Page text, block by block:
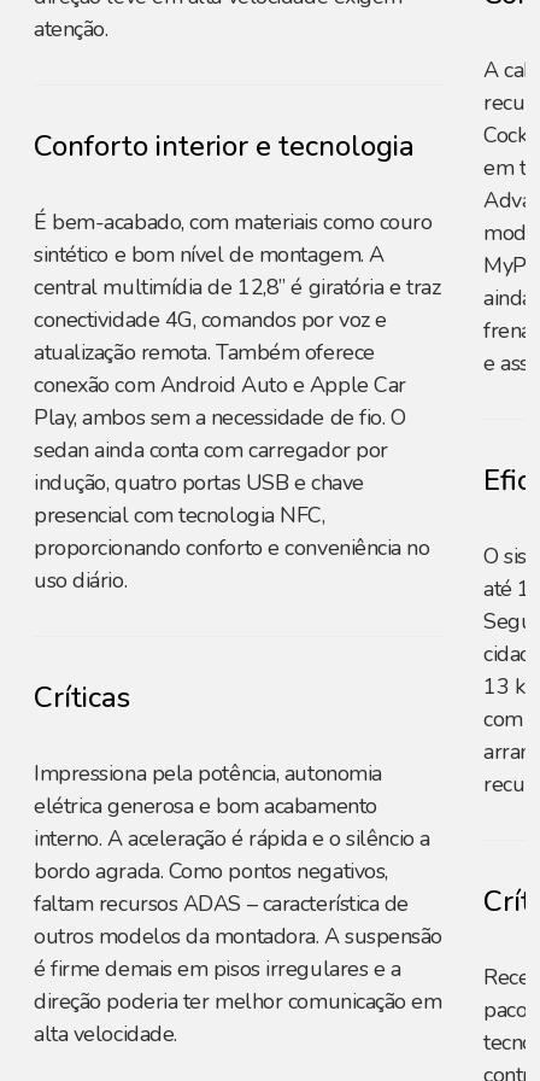
atenção.
Conforto interior e tecnologia
É bem-acabado, com materiais como couro
sintético e bom nível de montagem. A
central multimídia de 12,8” é giratória e traz
conectividade 4G, comandos por voz e
atualização remota. Também oferece
conexão com Android Auto e Apple Car
Play, ambos sem a necessidade de fio. O
sedan ainda conta com carregador por
indução, quatro portas USB e chave
presencial com tecnologia NFC,
proporcionando conforto e conveniência no
uso diário.
Críticas
Impressiona pela potência, autonomia
elétrica generosa e bom acabamento
interno. A aceleração é rápida e o silêncio a
bordo agrada. Como pontos negativos,
faltam recursos ADAS – característica de
outros modelos da montadora. A suspensão
é firme demais em pisos irregulares e a
direção poderia ter melhor comunicação em
alta velocidade.
A
em
ainda
e
O
até
13
com